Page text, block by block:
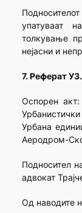
упатуваат
толкување
нејасни и
7. Реферат
Oспорен
Урбана
Аеродром-
Подносител
адвокат
Од наводите